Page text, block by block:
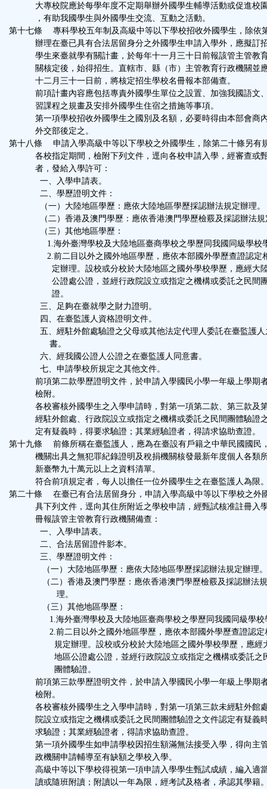
大專校院應於每學年度不定期舉辦外國學生輔導活動或促進校
，有助我國學生與外國學生交流、互動之活動。
第十七條 專科學校五年制及高級中等以下學校招收外國學生，除依
辦理在臺已具有合法居留身分之外國學生申請入學外，應擬訂
學生來臺就學有關計畫，於每年十一月三十日前報該管主管教
關核定後，始得招生。直轄市、縣（市）主管教育行政機關並
十二月三十一日前，將核定招生學校名冊報本部備查。
前項計畫內容應包括專責外國學生單位之設置、加強我國語文
習課程之規畫及安排外國學生住宿之措施等事項。
第一項學校招收外國學生之國別及名額，必要時得由本部會商
外交部後定之。
第十八條 申請入學高級中等以下學校之外國學生，除第二十條另有
各校指定期間，檢附下列文件，逕向各校申請入學，經審查或
者，發給入學許可：
一、入學申請表。
二、學歷證明文件：
（一）大陸地區學歷：應依大陸地區學歷採認辦法規定辦理。
（二）香港及澳門學歷：應依香港澳門學歷檢覈及採認辦法規
（三）其他地區學歷：
1.海外臺灣學校及大陸地區臺商學校之學歷同我國同級學校
2.前二目以外之國外地區學歷，應依本部國外學歷查證認定
定辦理。設校或分校於大陸地區之國外學校學歷，應經大
公證處公證，並經行政院設立或指定之機構或委託之民間
證。
三、足夠在臺就學之財力證明。
四、在臺監護人資格證明文件。
五、經駐外館處驗證之父母或其他法定代理人委託在臺監護人
書。
六、經我國公證人公證之在臺監護人同意書。
七、申請學校所規定之其他文件。
前項第二款學歷證明文件，於申請入學國民小學一年級上學期
檢附。
各校審核外國學生之入學申請時，對第一項第二款、第三款及
經駐外館處、行政院設立或指定之機構或委託之民間團體驗證
定有疑義時，得要求驗證；其業經驗證者，得請求協助查證。
第十九條 前條所稱在臺監護人，應為在臺設有戶籍之中華民國國民
機關出具之無犯罪紀錄證明及稅捐機關核發最新年度個人各類
新臺幣九十萬元以上之資料清單。
符合前項規定者，每人以擔任一位外國學生之在臺監護人為限
第二十條 在臺已有合法居留身分，申請入學高級中等以下學校之外
具下列文件，逕向其住所附近之學校申請，經甄試核准註冊入
冊報該管主管教育行政機關備查：
一、入學申請表。
二、合法居留證件影本。
三、學歷證明文件：
（一）大陸地區學歷：應依大陸地區學歷採認辦法規定辦理。
（二）香港及澳門學歷：應依香港澳門學歷檢覈及採認辦法
理。
（三）其他地區學歷：
1.海外臺灣學校及大陸地區臺商學校之學歷同我國同級學校
2.前二目以外之國外地區學歷，應依本部國外學歷查證認定
規定辦理。設校或分校於大陸地區之國外學校學歷，應經
地區公證處公證，並經行政院設立或指定之機構或委託之
團體驗證。
前項第三款學歷證明文件，於申請入學國民小學一年級上學期
檢附。
各校審核外國學生之入學申請時，對第一項第三款未經駐外館
院設立或指定之機構或委託之民間團體驗證之文件認定有疑義
求驗證；其業經驗證者，得請求協助查證。
第一項外國學生如申請學校因招生額滿無法接受入學，得向主
政機關申請輔導至有缺額之學校入學。
高級中等以下學校得視第一項申請入學學生甄試成績，編入適
讀或隨班附讀；附讀以一年為限，經考試及格者，承認其學籍